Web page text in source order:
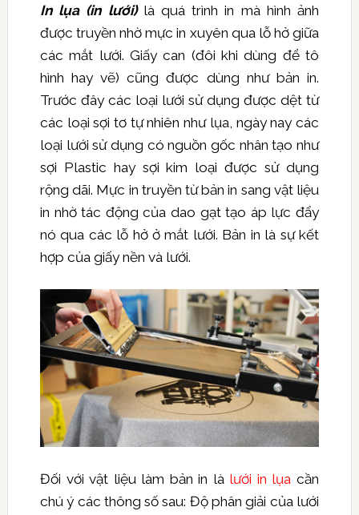
In lụa (in lưới)là quá trình in mà hình ảnh
được truyền nhờ mực in xuyên qua lỗ hở giữa
các mắt lưới. Giấy can (đôi khi dùng để tô
hình hay vẽ) cũng được dùng như bản in.
Trước đây các loại lưới sử dụng được dệt từ
các loại sợi tơ tự nhiên như lụa, ngày nay các
loại lưới sử dụng có nguồn gốc nhân tạo như
sợi Plastic hay sợi kim loại được sử dụng
rộng dãi. Mực in truyền từ bản in sang vật liệu
in nhờ tác động của dao gạt tạo áp lực đẩy
nó qua các lỗ hở ở mắt lưới. Bản in là sự kết
hợp của giấy nền và lưới.
Đối với vật liệu làm bản in là lưới in lụa cần
chú ý các thông số sau: Độ phân giải của lưới